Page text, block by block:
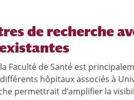
de recherche
Faculté de Santé est
hôpitaux associés à
permettrait d’amplifier la